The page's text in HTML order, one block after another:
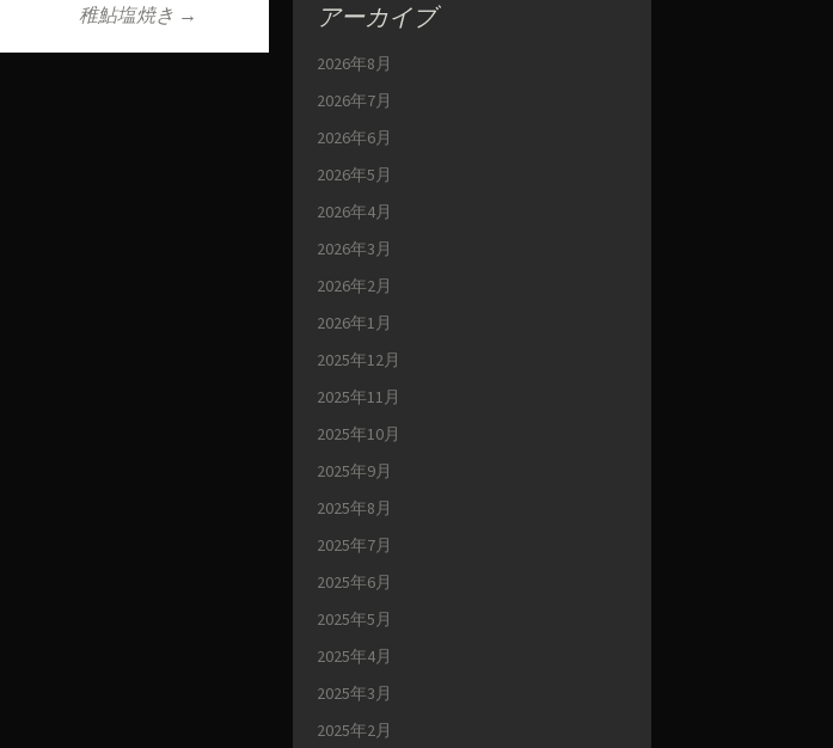
稚鮎塩焼き → アーカイブ
2026年8月
2026年7月
2026年6月
2026年5月
2026年4月
2026年3月
2026年2月
2026年1月
2025年12月
2025年11月
2025年10月
2025年9月
2025年8月
2025年7月
2025年6月
2025年5月
2025年4月
2025年3月
2025年2月